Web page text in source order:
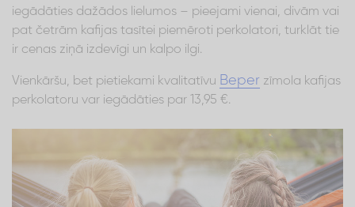
iegādāties dažādos lielumos – pieejami vienai, divām vai
pat četrām kafijas tasītei piemēroti perkolatori, turklāt tie
ir cenas ziņā izdevīgi un kalpo ilgi.
Vienkāršu, bet pietiekami kvalitatīvu Beper zīmola kafijas
perkolatoru var iegādāties par 13,95 €.